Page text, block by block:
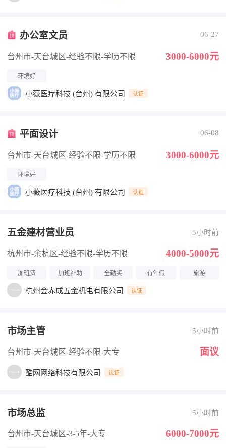
办公室文员 06-27
台州市-天台城区-经验不限-学历不限 3000-6000元
环境好
小薇医疗科技 (台州) 有限公司 认证
平面设计 06-08
台州市-天台城区-经验不限-学历不限 3000-6000元
环境好
小薇医疗科技 (台州) 有限公司 认证
五金建材营业员 5小时前
杭州市-余杭区-经验不限-学历不限 4000-5000元
加班费 加班补助 全勤奖 有年假 旅游
杭州金赤成五金机电有限公司 认证
市场主管 5小时前
台州市-天台城区-经验不限-大专 面议
酷网网络科技有限公司 认证
市场总监 5小时前
台州市-天台城区-3-5年-大专 6000-7000元